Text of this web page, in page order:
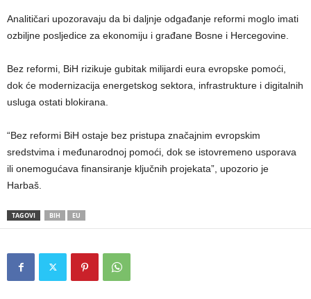
Analitičari upozoravaju da bi daljnje odgađanje reformi moglo imati
ozbiljne posljedice za ekonomiju i građane Bosne i Hercegovine.
Bez reformi, BiH rizikuje gubitak milijardi eura evropske pomoći,
dok će modernizacija energetskog sektora, infrastrukture i digitalnih
usluga ostati blokirana.
“Bez reformi BiH ostaje bez pristupa značajnim evropskim
sredstvima i međunarodnoj pomoći, dok se istovremeno usporava
ili onemogućava finansiranje ključnih projekata”, upozorio je
Harbaš.
TAGOVI BIH EU